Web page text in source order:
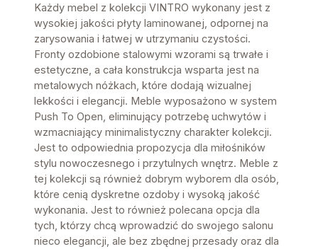
Każdy mebel z kolekcji VINTRO wykonany jest z
wysokiej jakości płyty laminowanej, odpornej na
zarysowania i łatwej w utrzymaniu czystości.
Fronty ozdobione stalowymi wzorami są trwałe i
estetyczne, a cała konstrukcja wsparta jest na
metalowych nóżkach, które dodają wizualnej
lekkości i elegancji. Meble wyposażono w system
Push To Open, eliminujący potrzebę uchwytów i
wzmacniający minimalistyczny charakter kolekcji.
Jest to odpowiednia propozycja dla miłośników
stylu nowoczesnego i przytulnych wnętrz. Meble z
tej kolekcji są również dobrym wyborem dla osób,
które cenią dyskretne ozdoby i wysoką jakość
wykonania. Jest to również polecana opcja dla
tych, którzy chcą wprowadzić do swojego salonu
nieco elegancji, ale bez zbędnej przesady oraz dla